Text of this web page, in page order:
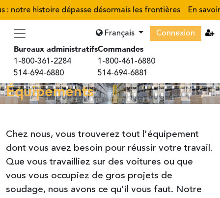
histoire dépasse désormais les frontières En savoir
Français Connexion
Bureaux administratifs
1-800-361-2284
514-694-6880
Commandes
1-800-461-6880
514-694-6881
Équipements
Chez nous, vous trouverez tout l'équipement
dont vous avez besoin pour réussir votre travail.
Que vous travailliez sur des voitures ou que
vous vous occupiez de gros projets de
soudage, nous avons ce qu'il vous faut. Notre